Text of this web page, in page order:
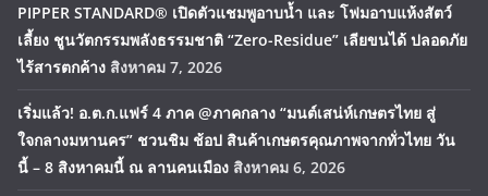
PIPPER STANDARD® เปิดตัวแชมพูอาบน้ำ และ โฟมอาบแห้งสัตว์
เลี้ยง ชูนวัตกรรมพลังธรรมชาติ “Zero-Residue” เลียขนได้ ปลอดภัย
ไร้สารตกค้าง สิงหาคม 7, 2026
เริ่มแล้ว! อ.ต.ก.แฟร์ 4 ภาค @ภาคกลาง “มนต์เสน่ห์เกษตรไทย สู่
ใจกลางมหานคร” ชวนชิม ช้อป สินค้าเกษตรคุณภาพจากทั่วไทย วัน
นี้ – 8 สิงหาคมนี้ ณ ลานคนเมือง สิงหาคม 6, 2026